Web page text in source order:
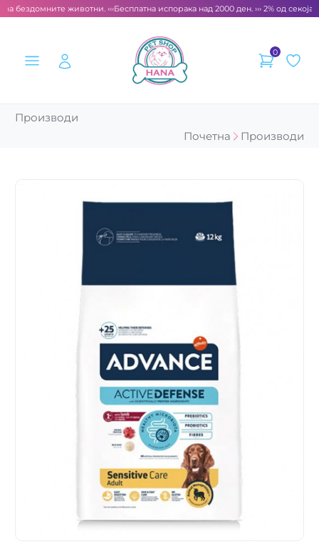
бездомните животни. ‹‹‹Бесплатна испорака над 2000 ден. ››› 2% од секоја
0
Производи
Почетна
Производи